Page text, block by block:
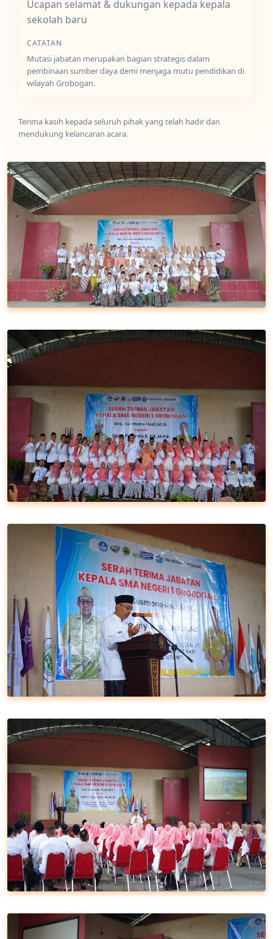
Ucapan selamat & dukungan kepada kepala
sekolah baru
CATATAN
Mutasi jabatan merupakan bagian strategis dalam
pembinaan sumber daya demi menjaga mutu pendidikan di
wilayah Grobogan.
Terima kasih kepada seluruh pihak yang telah hadir dan
mendukung kelancaran acara.